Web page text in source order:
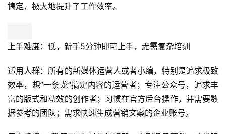
搞定，极大地提升了工作效率。